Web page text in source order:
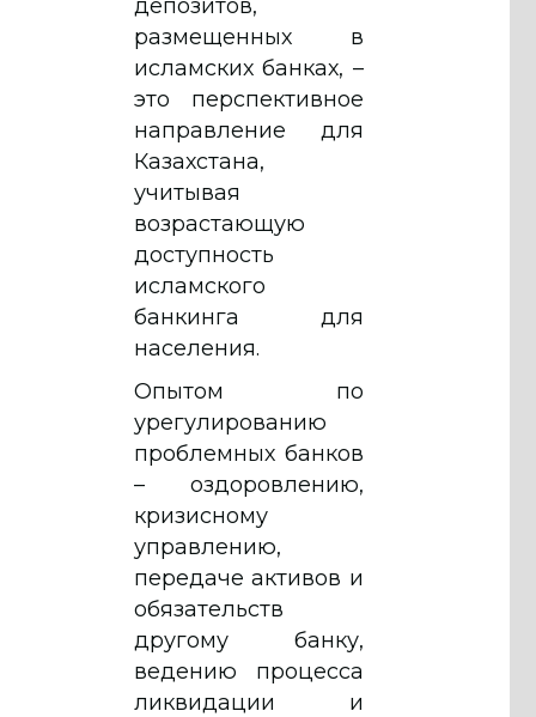
депозитов,
размещенных в
исламских банках, –
это перспективное
направление для
Казахстана,
учитывая
возрастающую
доступность
исламского
банкинга для
населения.
Опытом по
урегулированию
проблемных банков
– оздоровлению,
кризисному
управлению,
передаче активов и
обязательств
другому банку,
ведению процесса
ликвидации и